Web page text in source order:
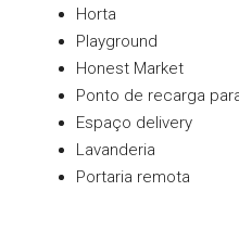
Horta
Playground
Honest Market
Ponto de recarga
Espaço delivery
Lavanderia
Portaria remota